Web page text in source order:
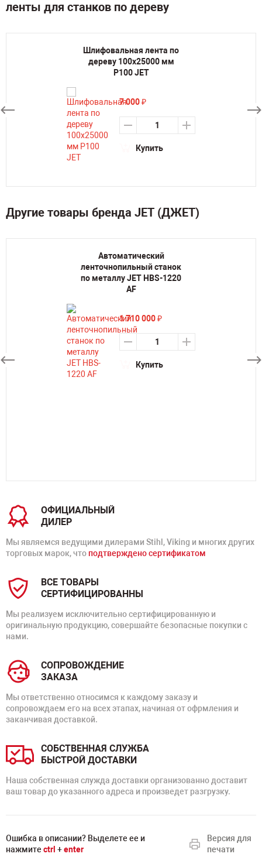
ленты для станков по дереву
Шлифовальная лента по
дереву 100х25000 мм
P100 JET
7 000₽
Купить
Другие товары бренда JET (ДЖЕТ)
Автоматический
ленточнопильный станок
по металлу JET HBS-1220
AF
1 710 000₽
Купить
ОФИЦИАЛЬНЫЙ
ДИЛЕР
Мы являемся ведущими дилерами Stihl, Viking и многих других
торговых марок, что подтверждено сертификатом
ВСЕ ТОВАРЫ
СЕРТИФИЦИРОВАННЫ
Мы реализуем исключительно сертифицированную и
оригинальную продукцию, совершайте безопасные покупки с
нами.
СОПРОВОЖДЕНИЕ
ЗАКАЗА
Мы ответственно относимся к каждому заказу и
сопровождаем его на всех этапах, начиная от офрмления и
заканчивая доставкой.
СОБСТВЕННАЯ СЛУЖБА
БЫСТРОЙ ДОСТАВКИ
Наша собственная служда доставки организованно доставит
ваш товар до указанного адреса и произведет разгрузку.
Ошибка в описании? Выделете ее и
нажмите ctrl +enter
Версия для
печати